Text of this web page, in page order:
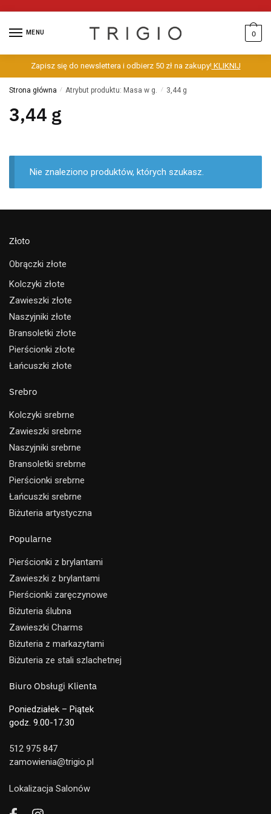
MENU 0
Zapisz się do newslettera i odbierz 50 zł na zakupy!KLIKNIJ
Strona główna / Atrybut produktu: Masa w g. / 3,44 g
3,44 g
Nie znaleziono produktów, których szukasz.
Złoto
Obrączki złote
Kolczyki złote
Zawieszki złote
Naszyjniki złote
Bransoletki złote
Pierścionki złote
Łańcuszki złote
Srebro
Kolczyki srebrne
Zawieszki srebrne
Naszyjniki srebrne
Bransoletki srebrne
Pierścionki srebrne
Łańcuszki srebrne
Biżuteria artystyczna
Popularne
Pierścionki z brylantami
Zawieszki z brylantami
Pierścionki zaręczynowe
Biżuteria ślubna
Zawieszki Charms
Biżuteria z markazytami
Biżuteria ze stali szlachetnej
Biuro Obsługi Klienta
Poniedziałek – Piątek
godz. 9.00-17.30
512 975 847
zamowienia@trigio.pl
Lokalizacja Salonów